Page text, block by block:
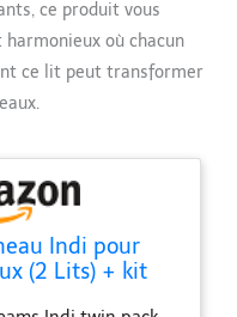
ce produit vous
où chacun
ce lit peut transformer
Indi pour
(2 Lits) + kit